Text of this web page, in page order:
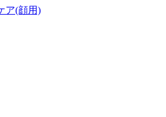
ア(顔用)